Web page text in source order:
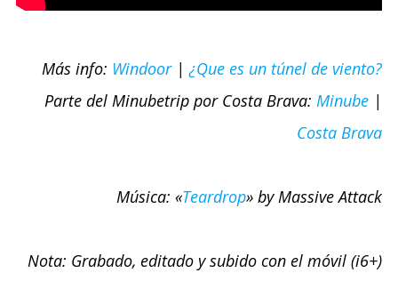
Más info: Windoor|¿Que es un túnel de viento?
Parte del Minubetrip por Costa Brava: Minube |
Costa Brava
Música: «Teardrop» by Massive Attack
Nota: Grabado, editado y subido con el móvil (i6+)